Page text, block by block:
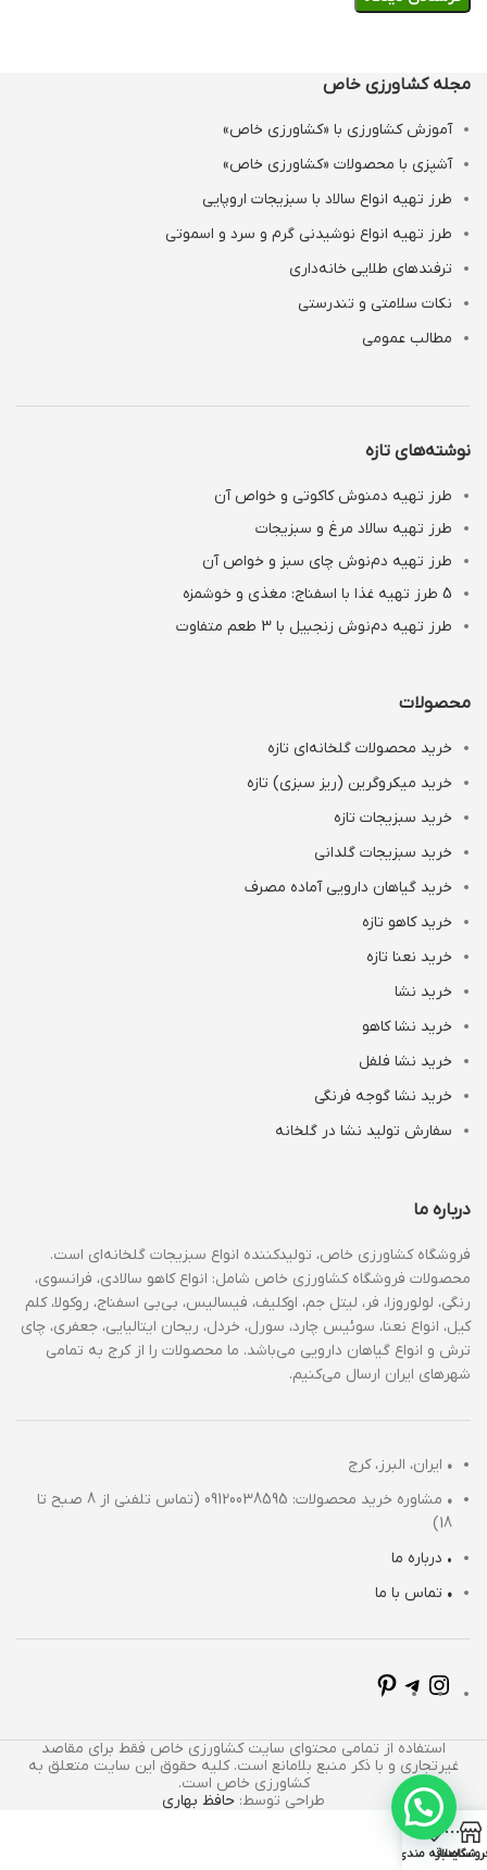
مجله کشاورزی خاص
آموزش کشاورزی با «کشاورزی خاص»
آشپزی با محصولات «کشاورزی خاص»
طرز تهیه انواع سالاد با سبزیجات اروپایی
طرز تهیه انواع نوشیدنی‌ گرم و سرد و اسموتی
ترفندهای طلایی خانه‌داری
نکات سلامتی و تندرستی
مطالب عمومی
نوشته‌های تازه
طرز تهیه دمنوش کاکوتی و خواص آن
طرز تهیه سالاد مرغ و سبزیجات
طرز تهیه دم‌نوش چای سبز و خواص آن
5 طرز تهیه غذا با اسفناج: مغذی و خوشمزه
طرز تهیه دم‌نوش زنجبیل با 3 طعم متفاوت
محصولات
خرید محصولات گلخانه‌ای تازه
خرید میکروگرین (ریز سبزی) تازه
خرید سبزیجات تازه
خرید سبزیجات گلدانی
خرید گیاهان دارویی آماده مصرف
خرید کاهو تازه
خرید نعنا تازه
خرید نشا
خرید نشا کاهو
خرید نشا فلفل
خرید نشا گوجه فرنگی
سفارش تولید نشا در گلخانه
درباره ما
فروشگاه کشاورزی خاص، تولیدکننده انواع سبزیجات گلخانه‌ای است.
محصولات فروشگاه کشاورزی خاص شامل: انواع کاهو سالادی، فرانسوی،
رنگی، لولوروزا، فر، لیتل جم، اوکلیف، فیسالیس، بی‌بی اسفناج، روکولا، کلم
کیل، انواع نعنا، سوئیس چارد، سورل، خردل، ریحان ایتالیایی، جعفری، چای
ترش و انواع گیاهان دارویی می‌باشد. ما محصولات را از کرج به تمامی
شهرهای ایران ارسال می‌کنیم.
• ایران، البرز، کرج
•
مشاوره خرید محصولات: 09120038595 (تماس تلفنی از 8 صبح تا
18)
• درباره ما
• تماس با ما
استفاده از تمامی محتوای سایت کشاورزی خاص فقط برای مقاصد
غیرتجاری و با ذکر منبع بلامانع است. کلیه حقوق این سایت متعلق به
کشاورزی خاص است.
طراحی توسط: حافظ بهاری
سایدبارعلاقه مندی